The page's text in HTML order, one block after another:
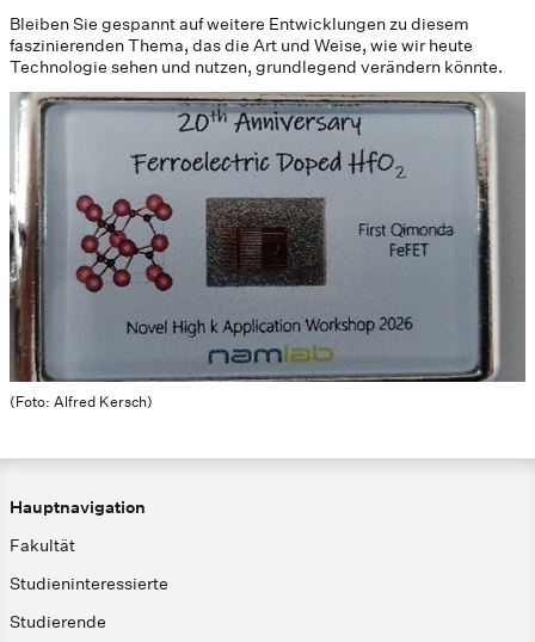
(Foto: Alfred Kersch)
Bleiben Sie gespannt auf weitere Entwicklungen zu diesem
faszinierenden Thema, das die Art und Weise, wie wir heute
Technologie sehen und nutzen, grundlegend verändern könnte.
Hauptnavigation
Fakultät
Studieninteressierte
Studierende